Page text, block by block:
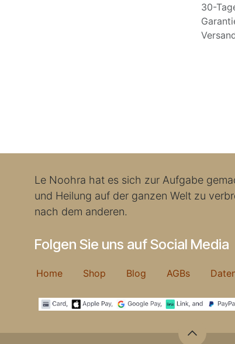
30-
Le Noohra hat es sich zur Aufgabe
und Heilung auf der ganzen Welt zu
nach dem anderen.
Folgen Sie uns auf Social Media
Home Shop Blog AGBs